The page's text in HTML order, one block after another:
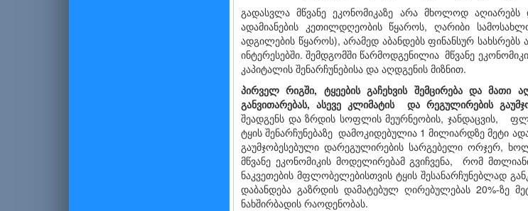
გადასვლა მწვანე ეკონომიკაზე არა მხოლოდ აღიარებს
ადამიანების კეთილდღეობის წყაროს, ღარიბი
ადგილების წყაროს), არამედ აბანდებს ფინანსურ
ინტერესებში. შემდგომში წარმოდგენილია მწვანე
კაპიტალის შენარჩუნებისა და აღდგენის მიზნით.
პირველ რიგში, ტყეების გაჩეხვის შემცირება და მათი
განვითარებას, ასევე კლიმატის და რეგულირების
შეადგენს და ზრდის სოფლის მეურნეობის, ჯანდაცვის,
ტყის შენარჩუნებაზე დამოკიდებულია 1 მილიარდზე მეტი
გაუმჯობესებული დარეგულირების სარგებელი ორჯერ,
მწვანე ეკონომიკის მოდელირებამ გვიჩვენა, რომ
ნაკვეთების მფლობელებისთვის ტყის შესანარჩუნებლად
დაბანდება გაზრდის დამატებულ ღირებულებას 20%-ზე
ნახშირბადის რაოდენობას.